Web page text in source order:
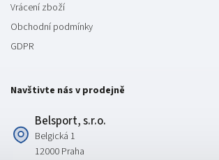
Vrácení zboží
Obchodní podmínky
GDPR
Navštivte nás v prodejně
Belsport, s.r.o.
Belgická 1
12000 Praha